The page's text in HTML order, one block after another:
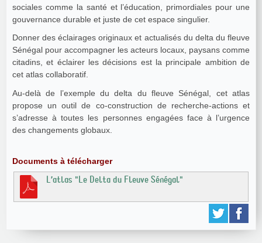
sociales comme la santé et l’éducation, primordiales pour une
gouvernance durable et juste de cet espace singulier.
Donner des éclairages originaux et actualisés du delta du fleuve
Sénégal pour accompagner les acteurs locaux, paysans comme
citadins, et éclairer les décisions est la principale ambition de
cet atlas collaboratif.
Au-delà de l’exemple du delta du fleuve Sénégal, cet atlas
propose un outil de co-construction de recherche-actions et
s’adresse à toutes les personnes engagées face à l’urgence
des changements globaux.
Documents à télécharger
L’atlas "Le Delta du Fleuve Sénégal"